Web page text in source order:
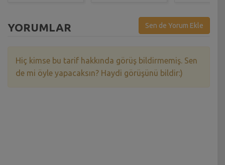
YORUMLAR Sen de Yorum Ekle
Hiç kimse bu tarif hakkında görüş bildirmemiş. Sen
de mi öyle yapacaksın? Haydi görüşünü bildir:)